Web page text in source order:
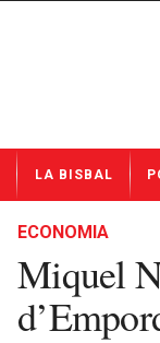
t
LA BISBAL
ECONOMIA
Miquel